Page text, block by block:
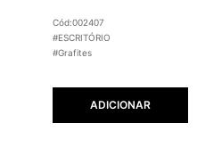
Cód:002407
#ESCRITÓRIO
#Grafites
ADICIONAR